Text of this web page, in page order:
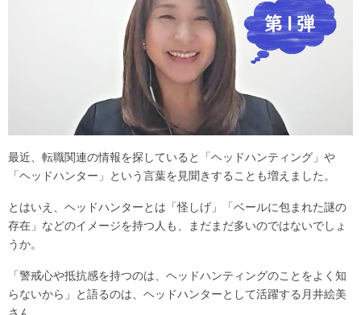
最近、転職関連の情報を探していると「ヘッドハンティング」や
「ヘッドハンター」という言葉を見聞きすることも増えました。
とはいえ、ヘッドハンターとは「怪しげ」「ベールに包まれた謎の
存在」などのイメージを持つ人も、まだまだ多いのではないでしょ
うか。
「警戒心や抵抗感を持つのは、ヘッドハンティングのことをよく知
らないから」と語るのは、ヘッドハンターとして活躍する月井絵美
さん。